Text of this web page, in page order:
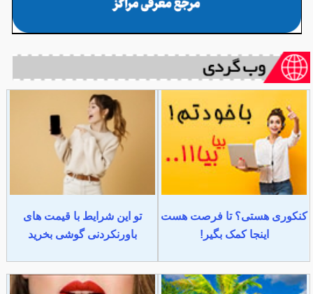
کنکوری هستی؟ تا فرصت هست
اینجا کمک بگیر!
تو این شرایط با قیمت های
باورنکردنی گوشی بخرید